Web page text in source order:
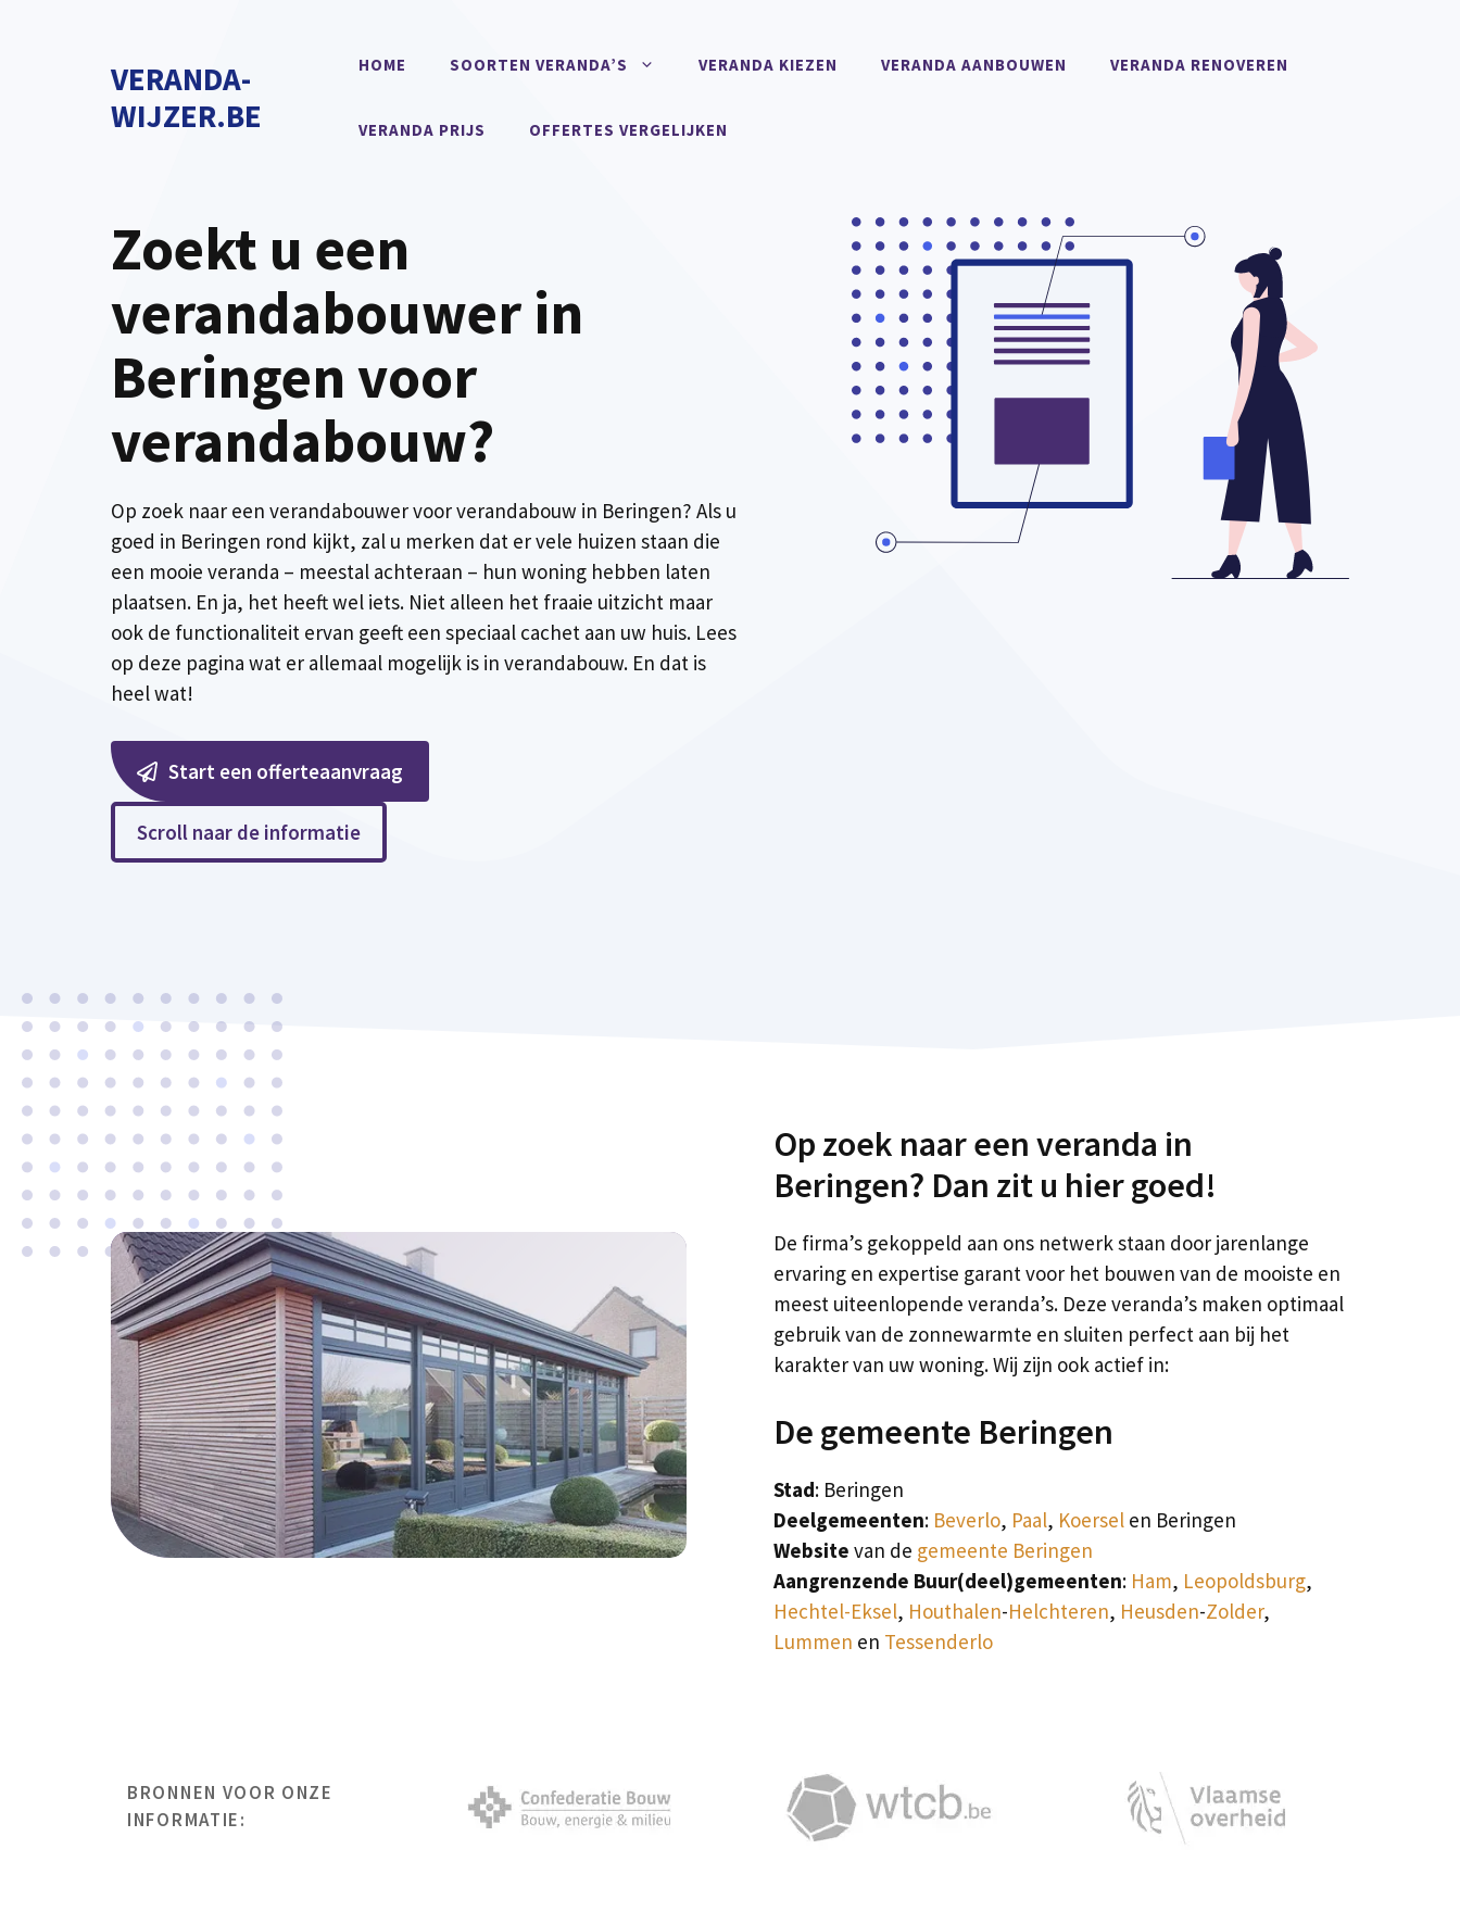
VERANDA-
WIJZER.BE
HOME SOORTEN VERANDA’S VERANDA KIEZEN VERANDA AANBOUWEN VERANDA RENOVEREN
VERANDA PRIJS OFFERTES VERGELIJKEN
Zoekt u een
verandabouwer in
Beringen voor
verandabouw?
Op zoek naar een verandabouwer voor verandabouw in Beringen? Als u
goed in Beringen rond kijkt, zal u merken dat er vele huizen staan die
een mooie veranda – meestal achteraan – hun woning hebben laten
plaatsen. En ja, het heeft wel iets. Niet alleen het fraaie uitzicht maar
ook de functionaliteit ervan geeft een speciaal cachet aan uw huis. Lees
op deze pagina wat er allemaal mogelijk is in verandabouw. En dat is
heel wat!
Start een offerteaanvraag
Scroll naar de informatie
Op zoek naar een veranda in
Beringen? Dan zit u hier goed!
De firma’s gekoppeld aan ons netwerk staan door jarenlange
ervaring en expertise garant voor het bouwen van de mooiste en
meest uiteenlopende veranda’s. Deze veranda’s maken optimaal
gebruik van de zonnewarmte en sluiten perfect aan bij het
karakter van uw woning. Wij zijn ook actief in:
De gemeente Beringen
Stad: Beringen
Deelgemeenten: Beverlo, Paal, Koersel en Beringen
Website van de gemeente Beringen
Aangrenzende Buur(deel)gemeenten: Ham, Leopoldsburg,
Hechtel-Eksel, Houthalen-Helchteren, Heusden-Zolder,
Lummen en Tessenderlo
BRONNEN VOOR ONZE
INFORMATIE: